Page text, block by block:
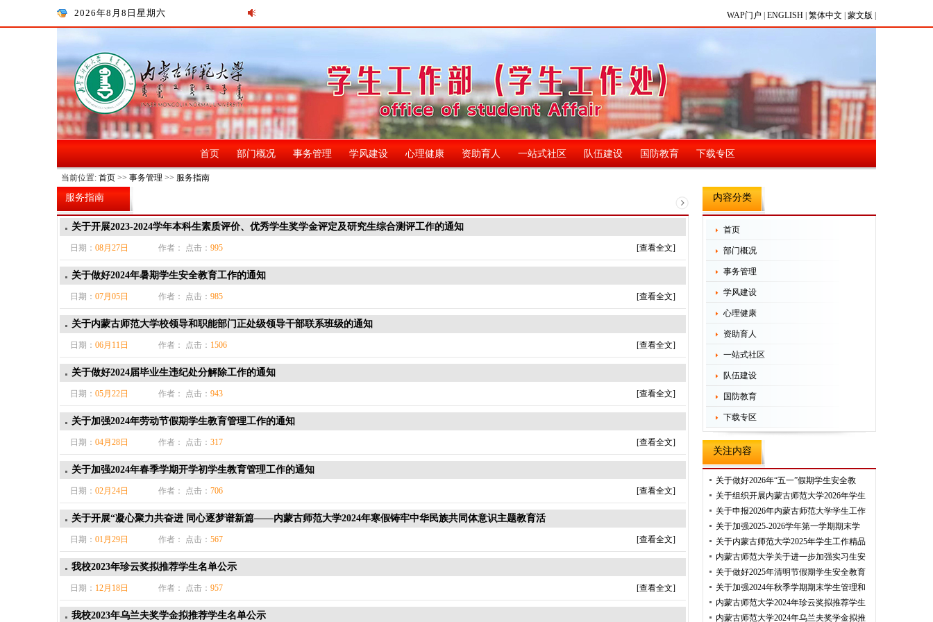
2026年8月8日星期六 WAP门户 ENGLISH 繁体中文 蒙文版
首页 部门概况 事务管理 学风建设 心理健康 资助育人 一站式社区 队伍建设 国防教育 下载专区
当前位置: 首页 >> 事务管理 >> 服务指南
服务指南
关于开展2023-2024学年本科生素质评价、优秀学生奖学金评定及研究生综合测评工作的通知
[查看全文]
日期： 08月27日 作者： 点击： 995
关于做好2024年暑期学生安全教育工作的通知
[查看全文]
日期： 07月05日 作者： 点击： 985
关于内蒙古师范大学校领导和职能部门正处级领导干部联系班级的通知
[查看全文]
日期： 06月11日 作者： 点击： 1506
关于做好2024届毕业生违纪处分解除工作的通知
[查看全文]
日期： 05月22日 作者： 点击： 943
关于加强2024年劳动节假期学生教育管理工作的通知
[查看全文]
日期： 04月28日 作者： 点击： 317
关于加强2024年春季学期开学初学生教育管理工作的通知
[查看全文]
日期： 02月24日 作者： 点击： 706
关于开展“凝心聚力共奋进 同心逐梦谱新篇——内蒙古师范大学2024年寒假铸牢中华民族共同体意识主题教育活
[查看全文]
日期： 01月29日 作者： 点击： 567
我校2023年珍云奖拟推荐学生名单公示
[查看全文]
日期： 12月18日 作者： 点击： 957
我校2023年乌兰夫奖学金拟推荐学生名单公示
内容分类
首页
部门概况
事务管理
学风建设
心理健康
资助育人
一站式社区
队伍建设
国防教育
下载专区
关注内容
关于做好2026年“五一”假期学生安全教
关于组织开展内蒙古师范大学2026年学生
关于申报2026年内蒙古师范大学学生工作
关于加强2025-2026学年第一学期期末学
关于内蒙古师范大学2025年学生工作精品
内蒙古师范大学关于进一步加强实习生安
关于做好2025年清明节假期学生安全教育
关于加强2024年秋季学期期末学生管理和
内蒙古师范大学2024年珍云奖拟推荐学生
内蒙古师范大学2024年乌兰夫奖学金拟推